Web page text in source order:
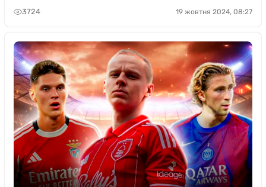
3724 19 жовтня 2024, 08:27